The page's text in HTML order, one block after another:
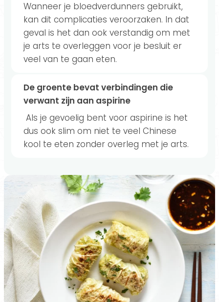
Wanneer je bloedverdunners gebruikt,
kan dit complicaties veroorzaken. In dat
geval is het dan ook verstandig om met
je arts te overleggen voor je besluit er
veel van te gaan eten.
De groente bevat verbindingen die
verwant zijn aan aspirine
Als je gevoelig bent voor aspirine is het
dus ook slim om niet te veel Chinese
kool te eten zonder overleg met je arts.